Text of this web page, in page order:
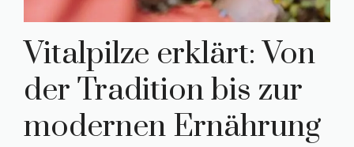
Vitalpilze erklärt: Von
der Tradition bis zur
modernen Ernährung